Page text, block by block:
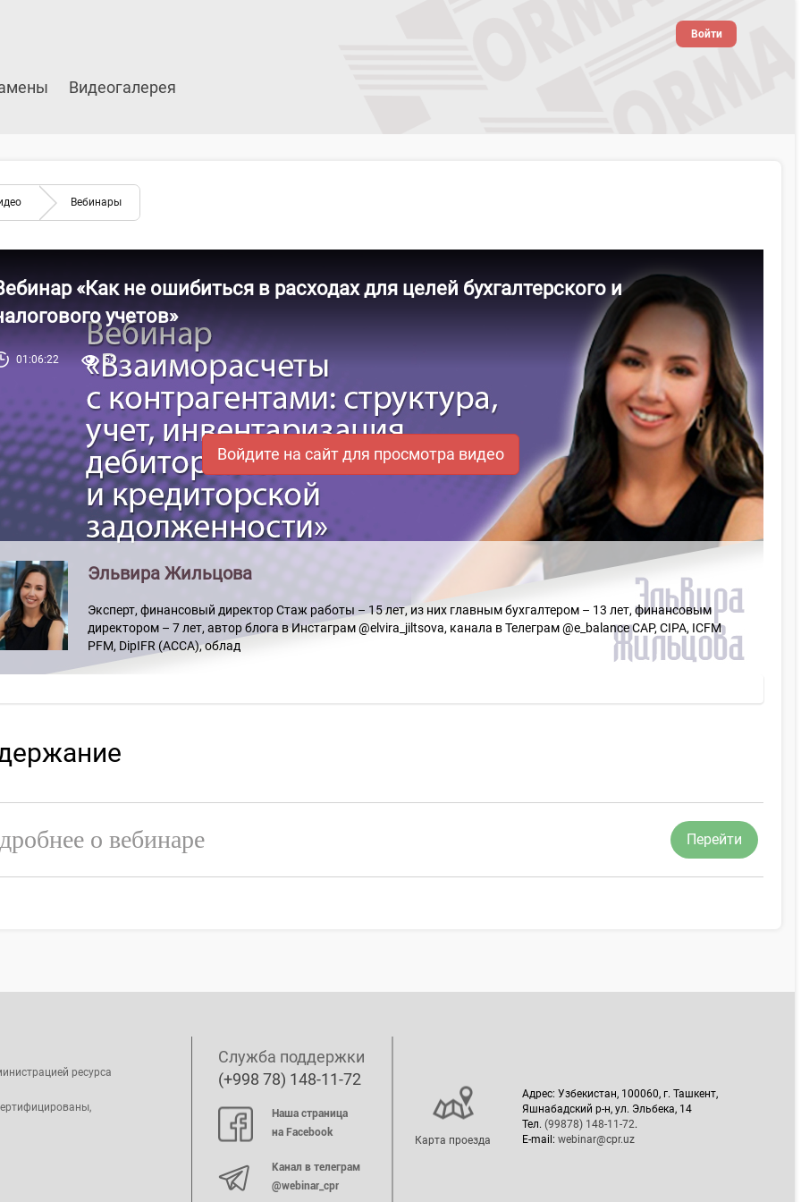
Видеогалерея
Войти
Вебинары
«Как не ошибиться в расходах для целей бухгалтерского и
учетов»
01:06:22 53
Войдите на сайт для просмотра видео
Эльвира Жильцова
Эксперт, финансовый директор Стаж работы – 15 лет, из них главным бухгалтером – 13 лет, финансовым
директором – 7 лет, автор блога в Инстаграм @elvira_jiltsova, канала в Телеграм @e_balance CAP, CIPA, ICFM
PFM, DipIFR (ACCA), облад
о вебинаре Перейти
ресурса
Служба поддержки
(+998 78) 148-11-72
Наша страница
на Facebook
Канал в телеграм
@webinar_cpr
Карта проезда
Адрес: Узбекистан, 100060, г. Ташкент,
Яшнабадский р-н, ул. Эльбека, 14
Тел. (99878) 148-11-72.
E-mail: webinar@cpr.uz